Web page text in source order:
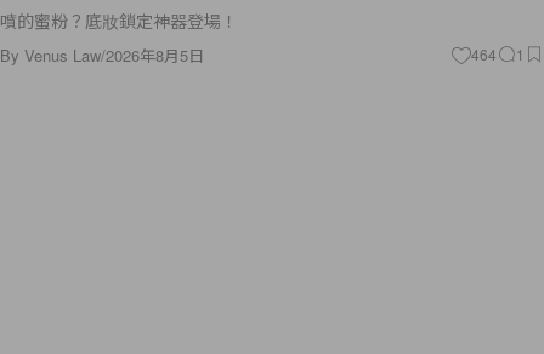
噴的蜜粉？底妝鎖定神器登場！
By Venus Law/2026年8月5日 464 1